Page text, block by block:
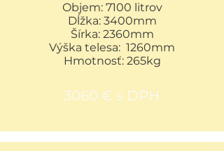
Objem: 7100 litrov
Dĺžka: 3400mm
Šírka: 2360mm
Výška telesa: 1260mm
Hmotnosť: 265kg
3060 € s DPH